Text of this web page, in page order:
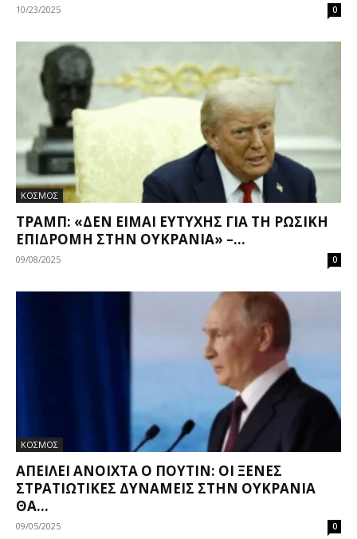
10/23/2025 0
ΚΟΣΜΟΣ
ΤΡΑΜΠ: «ΔΕΝ ΕΊΜΑΙ ΕΥΤΥΧΉΣ ΓΙΑ ΤΗ ΡΩΣΙΚΉ
ΕΠΙΔΡΟΜΉ ΣΤΗΝ ΟΥΚΡΑΝΊΑ» –...
09/08/2025 0
ΚΟΣΜΟΣ
ΑΠΕΙΛΕΊ ΑΝΟΙΧΤΆ Ο ΠΟΎΤΙΝ: ΟΙ ΞΈΝΕΣ
ΣΤΡΑΤΙΩΤΙΚΈΣ ΔΥΝΆΜΕΙΣ ΣΤΗΝ ΟΥΚΡΑΝΊΑ
ΘΑ...
09/05/2025 0